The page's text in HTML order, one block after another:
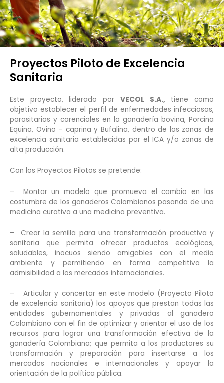
Proyectos Piloto de Excelencia
Sanitaria
Este proyecto, liderado por VECOL S.A., tiene como
objetivo establecer el perfil de enfermedades infecciosas,
parasitarias y carenciales en la ganadería bovina, Porcina
Equina, Ovino – caprina y Bufalina, dentro de las zonas de
excelencia sanitaria establecidas por el ICA y/o zonas de
alta producción.
Con los Proyectos Pilotos se pretende:
– Montar un modelo que promueva el cambio en las
costumbre de los ganaderos Colombianos pasando de una
medicina curativa a una medicina preventiva.
– Crear la semilla para una transformación productiva y
sanitaria que permita ofrecer productos ecológicos,
saludables, inocuos siendo amigables con el medio
ambiente y permitiendo en forma competitiva la
admisibilidad a los mercados internacionales.
– Articular y concertar en este modelo (Proyecto Piloto
de excelencia sanitaria) los apoyos que prestan todas las
entidades gubernamentales y privadas al ganadero
Colombiano con el fin de optimizar y orientar el uso de los
recursos para lograr una transformación efectiva de la
ganadería Colombiana; que permita a los productores su
transformación y preparación para insertarse a los
mercados nacionales e internacionales y apoyar la
orientación de la política pública.